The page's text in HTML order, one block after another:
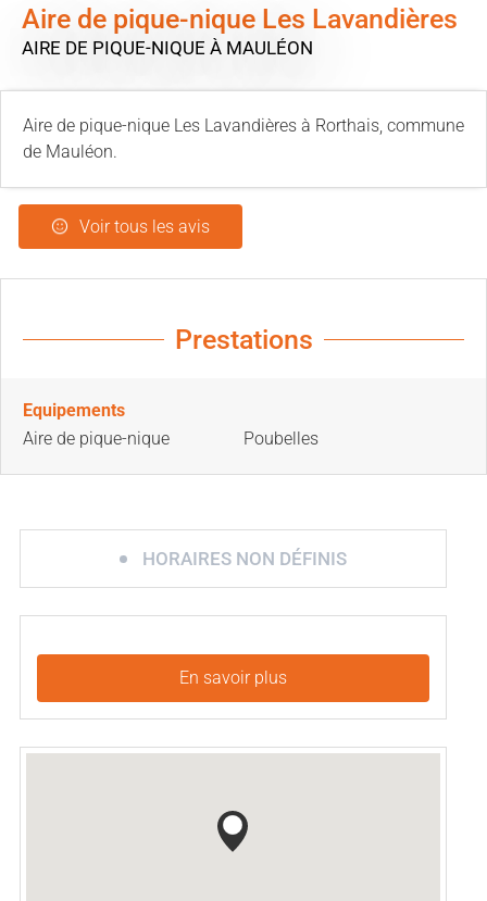
Aire de pique-nique Les Lavandières
AIRE DE PIQUE-NIQUE À MAULÉON
Aire de pique-nique Les Lavandières à Rorthais, commune
de Mauléon.
Voir tous les avis
Prestations
Equipements
Aire de pique-nique
Poubelles
HORAIRES NON DÉFINIS
En savoir plus